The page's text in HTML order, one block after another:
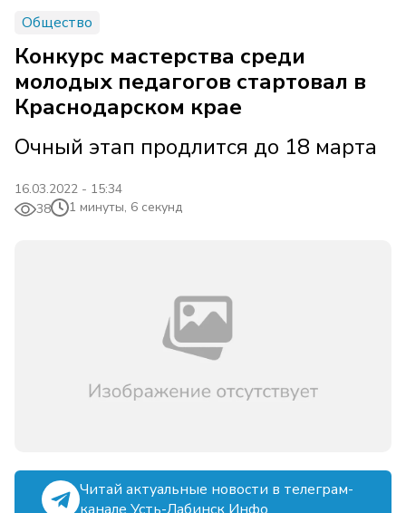
Общество
Конкурс мастерства среди
молодых педагогов стартовал в
Краснодарском крае
Очный этап продлится до 18 марта
16.03.2022 - 15:34
38
1 минуты, 6 секунд
Читай актуальные новости в телеграм-